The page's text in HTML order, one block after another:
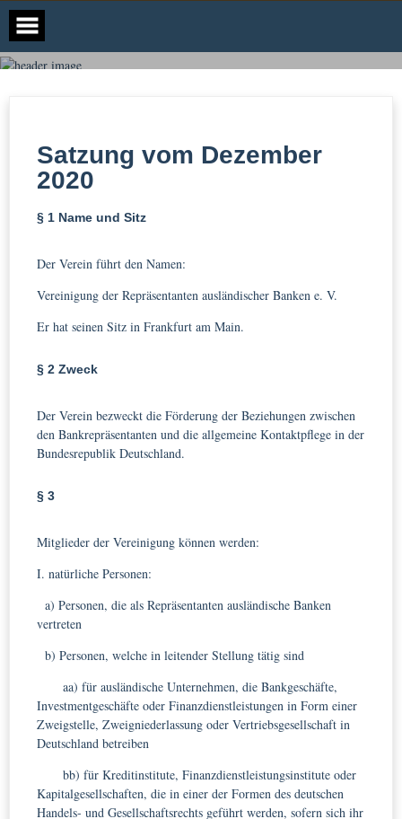
VRAB
Satzung vom Dezember
2020
§ 1 Name und Sitz
Der Verein führt den Namen:
Vereinigung der Repräsentanten ausländischer Banken e. V.
Er hat seinen Sitz in Frankfurt am Main.
§ 2 Zweck
Der Verein bezweckt die Förderung der Beziehungen zwischen
den Bankrepräsentanten und die allgemeine Kontaktpflege in der
Bundesrepublik Deutschland.
§ 3
Mitglieder der Vereinigung können werden:
I. natürliche Personen:
a) Personen, die als Repräsentanten ausländische Banken
vertreten
b) Personen, welche in leitender Stellung tätig sind
aa) für ausländische Unternehmen, die Bankgeschäfte,
Investmentgeschäfte oder Finanzdienstleistungen in Form einer
Zweigstelle, Zweigniederlassung oder Vertriebsgesellschaft in
Deutschland betreiben
bb) für Kreditinstitute, Finanzdienstleistungsinstitute oder
Kapitalgesellschaften, die in einer der Formen des deutschen
Handels- und Gesellschaftsrechts geführt werden, sofern sich ihr